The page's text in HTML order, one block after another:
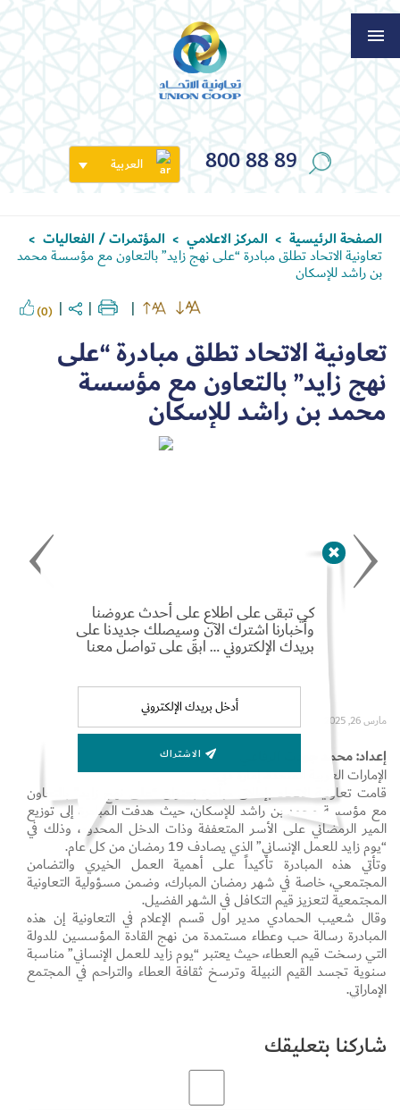
800 88 89 العربية
الصفحة الرئيسية > المركز الاعلامي > المؤتمرات / الفعاليات >
تعاونية الاتحاد تطلق مبادرة “على نهج زايد” بالتعاون مع مؤسسة محمد
بن راشد للإسكان
(0)
تعاونية الاتحاد تطلق مبادرة “على
نهج زايد” بالتعاون مع مؤسسة
محمد بن راشد للإسكان
مارس 26, 2025
إعداد: محمد جودت الرفاعي
الإمارات العربية المتحدة، إمارة دبي:
قامت تعاونية الاتحاد بإطلاق مبادرة بعنوان “على نهج زايد” بالتعاون
مع مؤسسة محمد بن راشد للإسكان، حيث هدفت المبادرة إلى توزيع
المير الرمضاني على الأسر المتعففة وذات الدخل المحدود، وذلك في
“يوم زايد للعمل الإنساني” الذي يصادف 19 رمضان من كل عام.
وتأتي هذه المبادرة تأكيداً على أهمية العمل الخيري والتضامن
المجتمعي، خاصة في شهر رمضان المبارك، وضمن مسؤولية التعاونية
المجتمعية لتعزيز قيم التكافل في الشهر الفضيل.
وقال شعيب الحمادي مدير اول قسم الإعلام في التعاونية إن هذه
المبادرة رسالة حب وعطاء مستمدة من نهج القادة المؤسسين للدولة
التي رسخت قيم العطاء، حيث يعتبر “يوم زايد للعمل الإنساني” مناسبة
سنوية تجسد القيم النبيلة وترسخ ثقافة العطاء والتراحم في المجتمع
الإماراتي.
شاركنا بتعليقك
كي تبقى على اطلاع على أحدث عروضنا
وأخبارنا اشترك الآن وسيصلك جديدنا على
بريدك الإلكتروني … ابقَ على تواصل معنا